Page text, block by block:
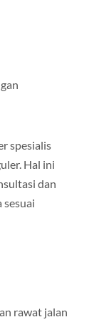
spesialis
Hal ini
dan
sesuai
rawat jalan